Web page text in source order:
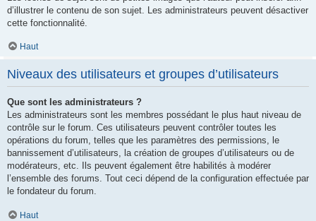
d’illustrer le contenu de son sujet. Les administrateurs peuvent désactiver
cette fonctionnalité.
Haut
Niveaux des utilisateurs et groupes d’utilisateurs
Que sont les administrateurs ?
Les administrateurs sont les membres possédant le plus haut niveau de
contrôle sur le forum. Ces utilisateurs peuvent contrôler toutes les
opérations du forum, telles que les paramètres des permissions, le
bannissement d’utilisateurs, la création de groupes d’utilisateurs ou de
modérateurs, etc. Ils peuvent également être habilités à modérer
l’ensemble des forums. Tout ceci dépend de la configuration effectuée par
le fondateur du forum.
Haut